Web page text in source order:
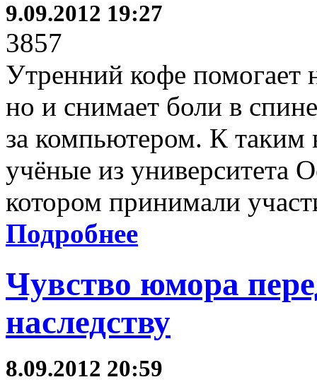
9.09.2012 19:27
3857
Утренний кофе помогает
но и снимает боли в
за компьютером. К
учёные из университета
котором принимали
Подробнее
Чувство юмора
наследству
8.09.2012 20:59